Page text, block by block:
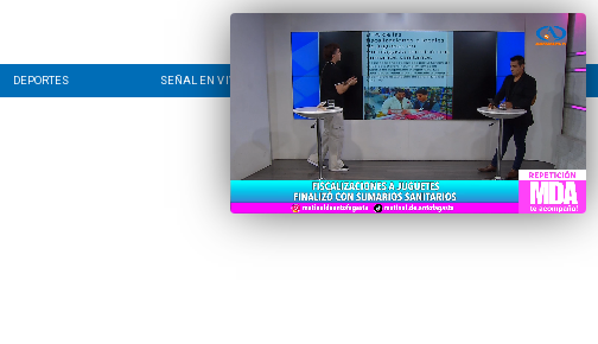
DEPORTES SEÑAL EN VIVO CONTACTO LÍNEA EDITORIAL